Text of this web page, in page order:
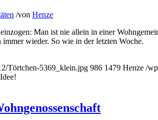
/von Henze
Man ist nie allein in einer
wieder. So wie in der letzten Woche.
Törtchen-5369_klein.jpg 986 1479 Henze /